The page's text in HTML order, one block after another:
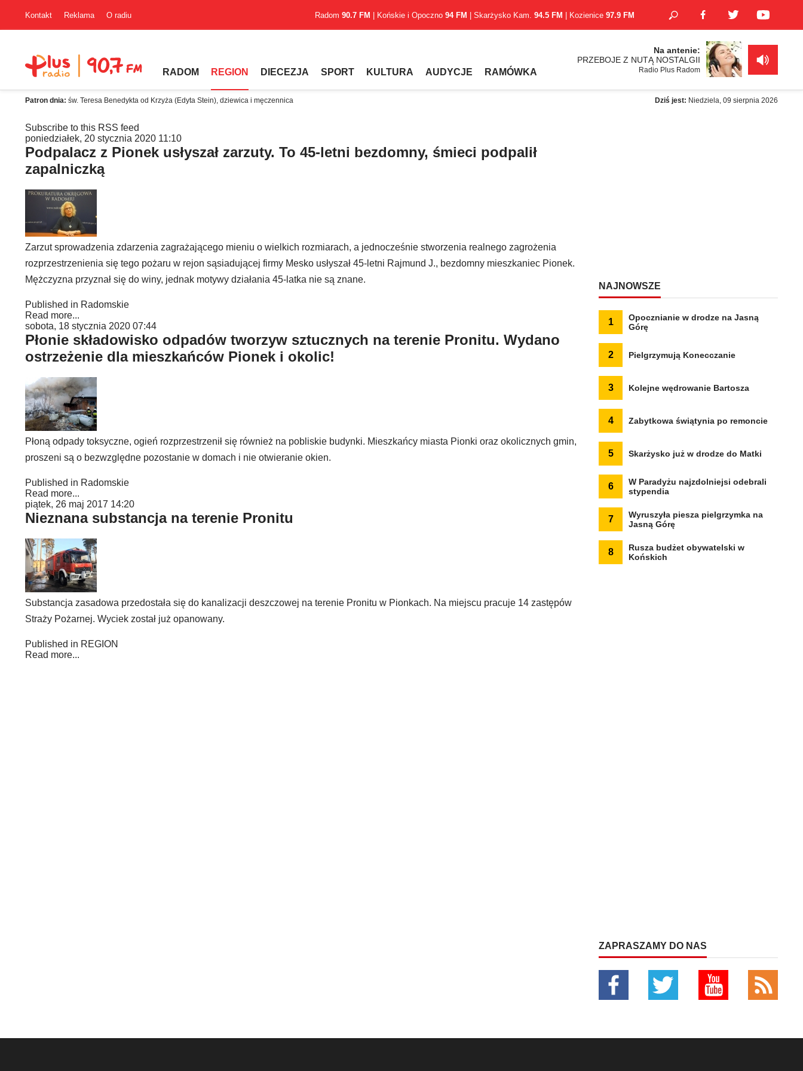
Kontakt Reklama O radiu Radom 90.7 FM | Końskie i Opoczno 94 FM | Skarżysko Kam. 94.5 FM | Kozienice 97.9 FM
RADOM REGION DIECEZJA SPORT KULTURA AUDYCJE RAMÓWKA
Na antenie:
PRZEBOJE Z NUTĄ NOSTALGII
Radio Plus Radom
Patron dnia: św. Teresa Benedykta od Krzyża (Edyta Stein), dziewica i męczennica Dziś jest: Niedziela, 09 sierpnia 2026
Subscribe to this RSS feed
poniedziałek, 20 stycznia 2020 11:10
Podpalacz z Pionek usłyszał zarzuty. To 45-letni bezdomny, śmieci podpalił
zapalniczką
Zarzut sprowadzenia zdarzenia zagrażającego mieniu o wielkich rozmiarach, a jednocześnie stworzenia realnego zagrożenia
rozprzestrzenienia się tego pożaru w rejon sąsiadującej firmy Mesko usłyszał 45-letni Rajmund J., bezdomny mieszkaniec Pionek.
Mężczyzna przyznał się do winy, jednak motywy działania 45-latka nie są znane.
Published in Radomskie
Read more...
sobota, 18 stycznia 2020 07:44
Płonie składowisko odpadów tworzyw sztucznych na terenie Pronitu. Wydano
ostrzeżenie dla mieszkańców Pionek i okolic!
Płoną odpady toksyczne, ogień rozprzestrzenił się również na pobliskie budynki. Mieszkańcy miasta Pionki oraz okolicznych gmin,
proszeni są o bezwzględne pozostanie w domach i nie otwieranie okien.
Published in Radomskie
Read more...
piątek, 26 maj 2017 14:20
Nieznana substancja na terenie Pronitu
Substancja zasadowa przedostała się do kanalizacji deszczowej na terenie Pronitu w Pionkach. Na miejscu pracuje 14 zastępów
Straży Pożarnej. Wyciek został już opanowany.
Published in REGION
Read more...
NAJNOWSZE
1
Opocznianie w drodze na Jasną
Górę
2 Pielgrzymują Konecczanie
3 Kolejne wędrowanie Bartosza
4 Zabytkowa świątynia po remoncie
5 Skarżysko już w drodze do Matki
6
W Paradyżu najzdolniejsi odebrali
stypendia
7
Wyruszyła piesza pielgrzymka na
Jasną Górę
8
Rusza budżet obywatelski w
Końskich
ZAPRASZAMY DO NAS